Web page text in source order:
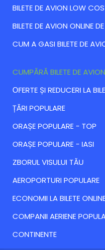
BILETE DE AVION LOW
BILETE DE AVION ONLINE
CUM A GASI BILETE DE
CUMPĂRĂ BILETE DE
ОFERTE ȘI REDUCERI LA
ȚĂRI POPULARE
ORAȘE POPULARE - TOP
ORAȘE POPULARE - IASI
ZBORUL VISULUI TĂU
AEROPORTURI POPULARE
ECONOMII LA BILETE
COMPANII AERIENE
CONTINENTE